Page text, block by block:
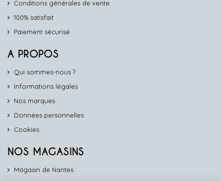
Conditions générales de vente
100% satisfait
Paiement sécurisé
A PROPOS
Qui sommes-nous ?
Informations légales
Nos marques
Données personnelles
Cookies
NOS MAGASINS
Magasin de Nantes